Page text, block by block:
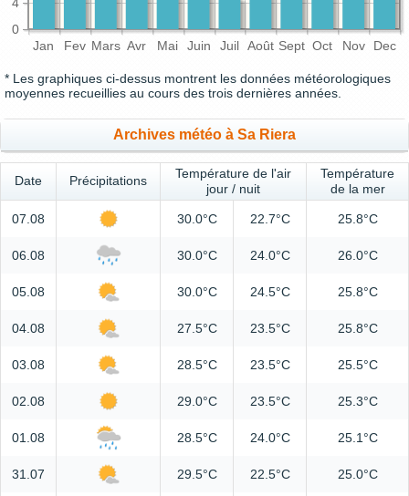
Jan Fev Mars Avr Mai Juin Juil Août Sept Oct Nov Dec
0
* Les graphiques ci-dessus montrent les données météorologiques
moyennes recueillies au cours des trois dernières années.
Archives météo à Sa Riera
Date Précipitations
Température de l'air
jour / nuit
Température
de la mer
07.08 30.0°C 22.7°C 25.8°C
06.08 30.0°C 24.0°C 26.0°C
05.08 30.0°C 24.5°C 25.8°C
04.08 27.5°C 23.5°C 25.8°C
03.08 28.5°C 23.5°C 25.5°C
02.08 29.0°C 23.5°C 25.3°C
01.08 28.5°C 24.0°C 25.1°C
31.07 29.5°C 22.5°C 25.0°C